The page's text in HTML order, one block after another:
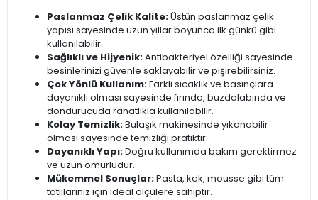
Paslanmaz Çelik Kalite:Üstün paslanmaz çelik
yapısı sayesinde uzun yıllar boyunca ilk günkü gibi
kullanılabilir.
Sağlıklı ve Hijyenik:Antibakteriyel özelliği sayesinde
besinlerinizi güvenle saklayabilir ve pişirebilirsiniz.
Çok Yönlü Kullanım:Farklı sıcaklık ve basınçlara
dayanıklı olması sayesinde fırında, buzdolabında ve
dondurucuda rahatlıkla kullanılabilir.
Kolay Temizlik:Bulaşık makinesinde yıkanabilir
olması sayesinde temizliği pratiktir.
Dayanıklı Yapı:Doğru kullanımda bakım gerektirmez
ve uzun ömürlüdür.
Mükemmel Sonuçlar:Pasta, kek, mousse gibi tüm
tatlılarınız için ideal ölçülere sahiptir.